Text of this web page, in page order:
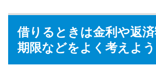
借りるときは金利や返
期限などをよく考えよう